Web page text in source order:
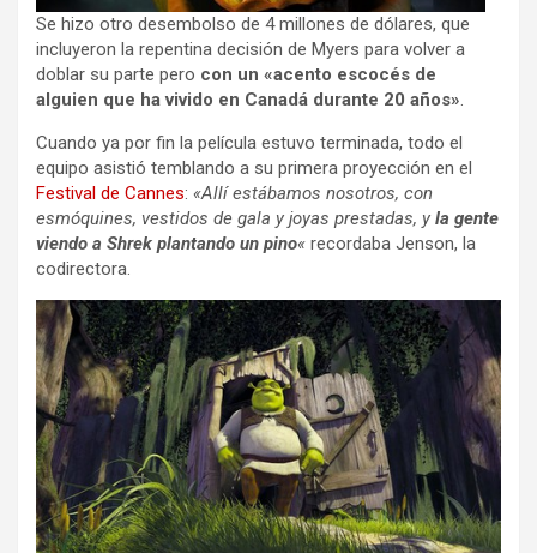
Se hizo otro desembolso de 4 millones de dólares, que
incluyeron la repentina decisión de Myers para volver a
doblar su parte pero con un «acento escocés de
alguien que ha vivido en Canadá durante 20 años».
Cuando ya por fin la película estuvo terminada, todo el
equipo asistió temblando a su primera proyección en el
Festival de Cannes: «Allí estábamos nosotros, con
esmóquines, vestidos de gala y joyas prestadas, y la gente
viendo a Shrek plantando un pino« recordaba Jenson, la
codirectora.